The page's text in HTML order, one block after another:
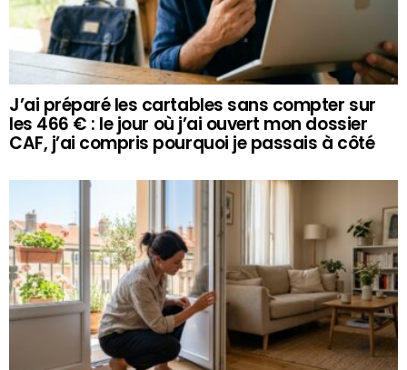
J’ai préparé les cartables sans compter sur
les 466 € : le jour où j’ai ouvert mon dossier
CAF, j’ai compris pourquoi je passais à côté